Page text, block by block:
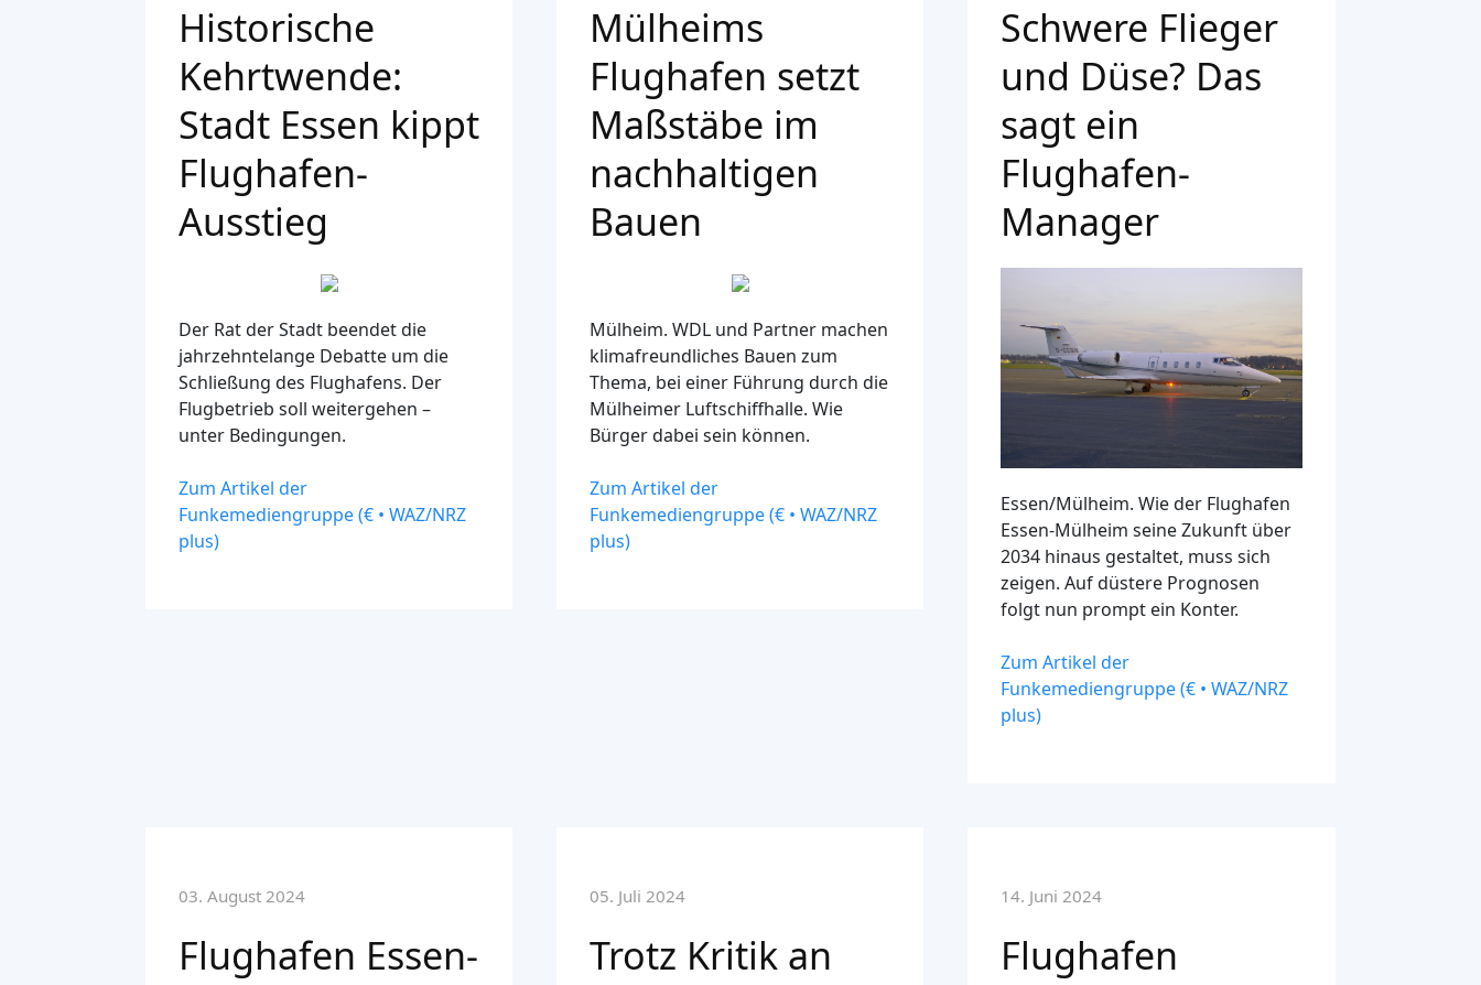
Historische
Kehrtwende:
Stadt Essen kippt
Flughafen-
Ausstieg
Der Rat der Stadt beendet die
jahrzehntelange Debatte um die
Schließung des Flughafens. Der
Flugbetrieb soll weitergehen –
unter Bedingungen.
Zum Artikel der
Funkemediengruppe (€ • WAZ/NRZ
plus)
Mülheims
Flughafen setzt
Maßstäbe im
nachhaltigen
Bauen
Mülheim. WDL und Partner machen
klimafreundliches Bauen zum
Thema, bei einer Führung durch die
Mülheimer Luftschiffhalle. Wie
Bürger dabei sein können.
Zum Artikel der
Funkemediengruppe (€ • WAZ/NRZ
plus)
Schwere Flieger
und Düse? Das
sagt ein
Flughafen-
Manager
Essen/Mülheim. Wie der Flughafen
Essen-Mülheim seine Zukunft über
2034 hinaus gestaltet, muss sich
zeigen. Auf düstere Prognosen
folgt nun prompt ein Konter.
Zum Artikel der
Funkemediengruppe (€ • WAZ/NRZ
plus)
03. August 2024
Flughafen Essen-
05. Juli 2024
Trotz Kritik an
14. Juni 2024
Flughafen